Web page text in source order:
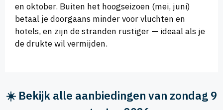
en oktober. Buiten het hoogseizoen (mei, juni)
betaal je doorgaans minder voor vluchten en
hotels, en zijn de stranden rustiger — ideaal als je
de drukte wil vermijden.
☀️ Bekijk alle aanbiedingen van zondag 9